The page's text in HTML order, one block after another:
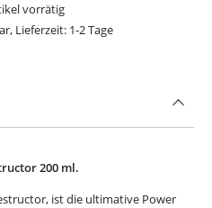
vorrätig
Lieferzeit: 1-2 Tage
200 ml.
ist die ultimative Power